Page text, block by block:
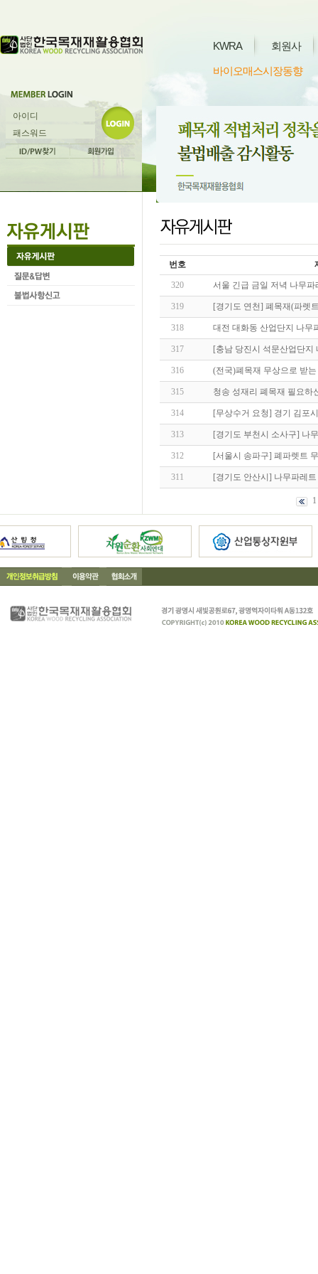
KWRA 회원사
바이오매스시장동향
번호
320 서울 긴급 금일 저녁 나무
319 [경기도 연천] 폐목재(파렛
318 대전 대화동 산업단지 나
317 [충남 당진시 석문산업단
316 (전국)폐목재 무상으로 받
315 청송 성재리 폐목재 필요하
314 [무상수거 요청] 경기 김포
313 [경기도 부천시 소사구] 나
312 [서울시 송파구] 폐파렛트
311 [경기도 안산시] 나무파레
1